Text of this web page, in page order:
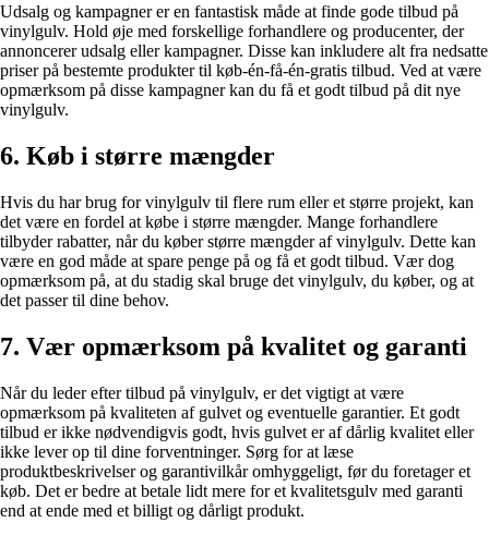
Udsalg og kampagner er en fantastisk måde at finde gode tilbud på
vinylgulv. Hold øje med forskellige forhandlere og producenter, der
annoncerer udsalg eller kampagner. Disse kan inkludere alt fra nedsatte
priser på bestemte produkter til køb-én-få-én-gratis tilbud. Ved at være
opmærksom på disse kampagner kan du få et godt tilbud på dit nye
vinylgulv.
6. Køb i større mængder
Hvis du har brug for vinylgulv til flere rum eller et større projekt, kan
det være en fordel at købe i større mængder. Mange forhandlere
tilbyder rabatter, når du køber større mængder af vinylgulv. Dette kan
være en god måde at spare penge på og få et godt tilbud. Vær dog
opmærksom på, at du stadig skal bruge det vinylgulv, du køber, og at
det passer til dine behov.
7. Vær opmærksom på kvalitet og garanti
Når du leder efter tilbud på vinylgulv, er det vigtigt at være
opmærksom på kvaliteten af gulvet og eventuelle garantier. Et godt
tilbud er ikke nødvendigvis godt, hvis gulvet er af dårlig kvalitet eller
ikke lever op til dine forventninger. Sørg for at læse
produktbeskrivelser og garantivilkår omhyggeligt, før du foretager et
køb. Det er bedre at betale lidt mere for et kvalitetsgulv med garanti
end at ende med et billigt og dårligt produkt.